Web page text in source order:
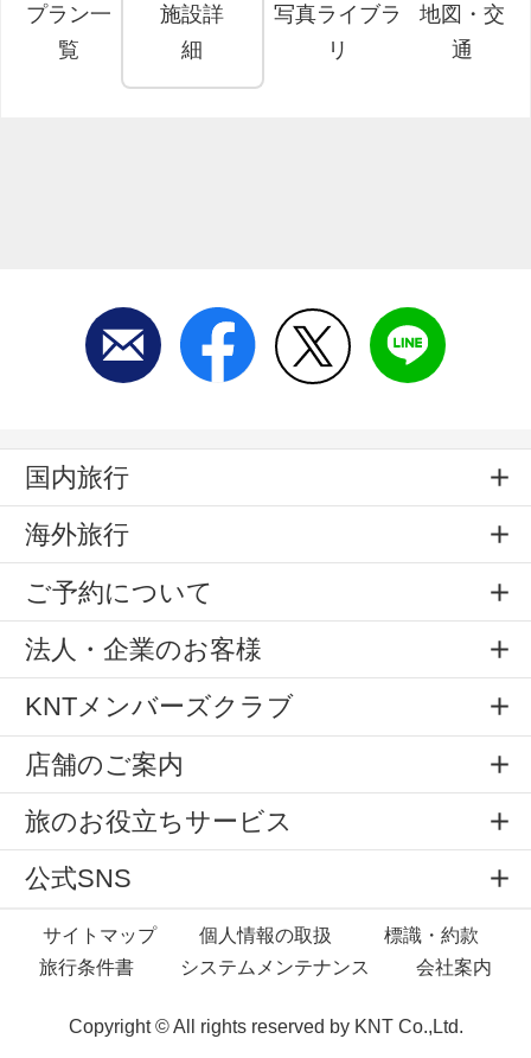
プラン一
覧
施設詳
細
写真ライブラ
リ
地図・交
通
国内旅行
海外旅行
ご予約について
法人・企業のお客様
KNTメンバーズクラブ
店舗のご案内
旅のお役立ちサービス
公式SNS
サイトマップ 個人情報の取扱
標識・約款
旅行条件書
システムメンテナンス 会社案内
Copyright © All rights reserved by KNT Co.,Ltd.